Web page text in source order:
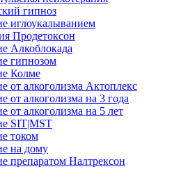
гипноз
иглоукалыванием
Продетоксон
Алкоблокада
гипнозом
Колме
от алкоголизма Актоплекс
от алкоголизма на 3 года
от алкоголизма на 5 лет
SIT|MST
током
на дому
препаратом Налтрексон